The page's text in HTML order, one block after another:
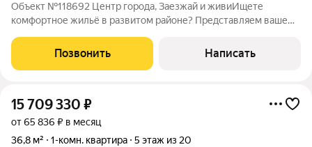
Объект №118692 Центр города, Заезжай и живиИщете
комфортное жильё в развитом районе? Представляем вашему
сочетание уюта, функциональности и удобного расположения!
Что вы получаете: полностью
Позвонить Написать
15 709 330 ₽
от 65 836 ₽ в месяц
36,8 м²
1-комн. квартира 5 этаж из 20